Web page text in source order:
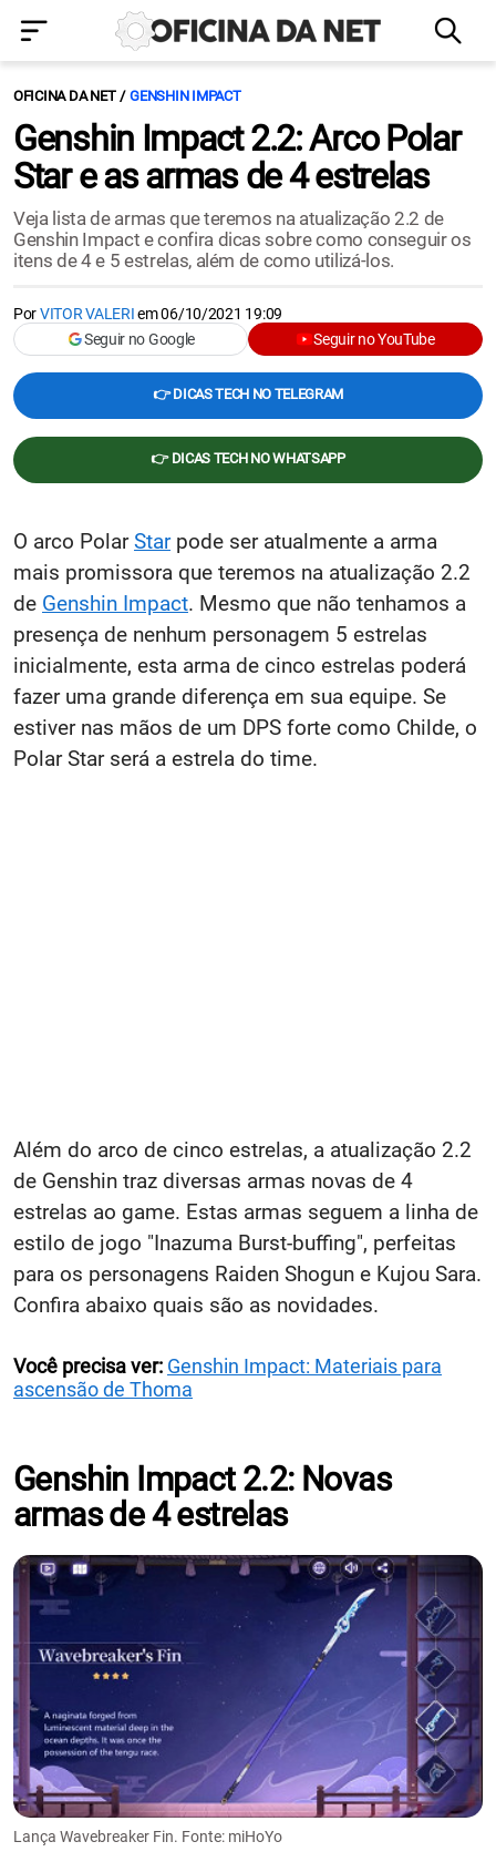
OFICINA DA NET GENSHIN IMPACT
Genshin Impact 2.2: Arco Polar
Star e as armas de 4 estrelas
Veja lista de armas que teremos na atualização 2.2 de
Genshin Impact e confira dicas sobre como conseguir os
itens de 4 e 5 estrelas, além de como utilizá-los.
PorVITOR VALERIem06/10/2021 19:09
Seguir no Google
Seguir no YouTube
👉 DICAS TECH NO TELEGRAM
👉 DICAS TECH NO WHATSAPP
O arco PolarStarpode ser atualmente a arma
mais promissora que teremos na atualização 2.2
de Genshin Impact. Mesmo que não tenhamos a
presença de nenhum personagem 5 estrelas
inicialmente, esta arma de cinco estrelas poderá
fazer uma grande diferença em sua equipe. Se
estiver nas mãos de um DPS forte como Childe, o
Polar Star será a estrela do time.
Além do arco de cinco estrelas, a atualização 2.2
de Genshin traz diversas armas novas de 4
estrelas ao game. Estas armas seguem a linha de
estilo de jogo "Inazuma Burst-buffing", perfeitas
para os personagens Raiden Shogun e Kujou Sara.
Confira abaixo quais são as novidades.
Você precisa ver: Genshin Impact: Materiais para
ascensão de Thoma
Genshin Impact 2.2: Novas
armas de 4 estrelas
Lança Wavebreaker Fin. Fonte: miHoYo